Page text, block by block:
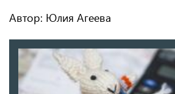
Автор: Юлия Агеева